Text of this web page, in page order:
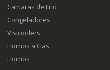
Camaras de Frio
Congeladores
Visicoolers
Hornos a Gas
Hornos